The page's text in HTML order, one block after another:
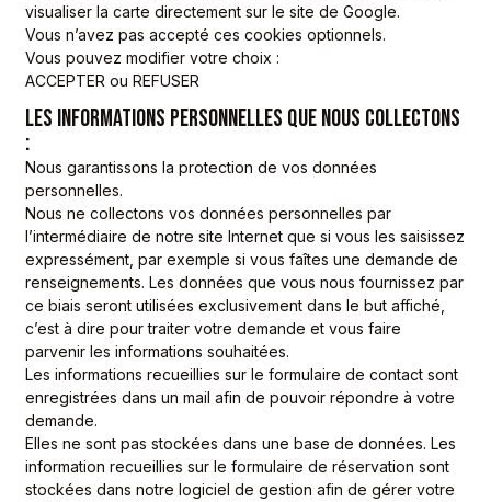
visualiser la carte directement sur le site de Google.
Vous n’avez pas accepté ces cookies optionnels.
Vous pouvez modifier votre choix :
ACCEPTER ou REFUSER
LES INFORMATIONS PERSONNELLES QUE NOUS COLLECTONS
:
Nous garantissons la protection de vos données
personnelles.
Nous ne collectons vos données personnelles par
l’intermédiaire de notre site Internet que si vous les saisissez
expressément, par exemple si vous faîtes une demande de
renseignements. Les données que vous nous fournissez par
ce biais seront utilisées exclusivement dans le but affiché,
c’est à dire pour traiter votre demande et vous faire
parvenir les informations souhaitées.
Les informations recueillies sur le formulaire de contact sont
enregistrées dans un mail afin de pouvoir répondre à votre
demande.
Elles ne sont pas stockées dans une base de données. Les
information recueillies sur le formulaire de réservation sont
stockées dans notre logiciel de gestion afin de gérer votre